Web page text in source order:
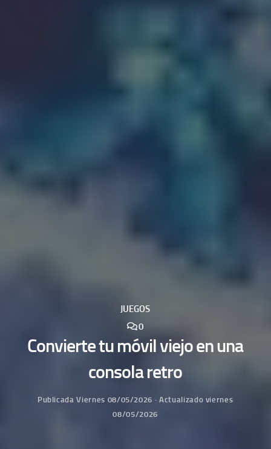
JUEGOS
0
Convierte tu móvil viejo en una
consola retro
PublicadaViernes 08/05/2026 · Actualizado viernes
08/05/2026